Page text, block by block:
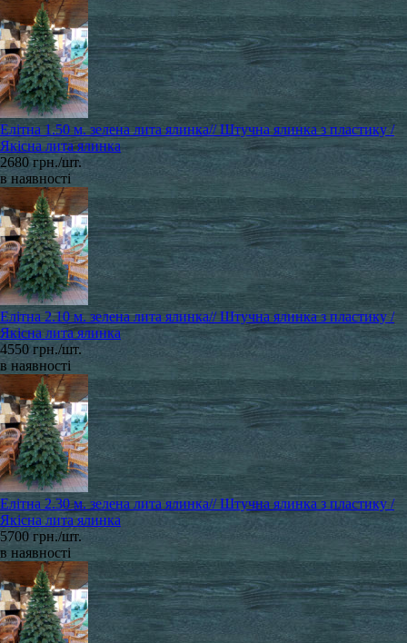
Елітна 1.50 м. зелена лита ялинка// Штучна ялинка з пластику /
Якісна лита ялинка
2680 грн./шт.
в наявності
Елітна 2.10 м. зелена лита ялинка// Штучна ялинка з пластику /
Якісна лита ялинка
4550 грн./шт.
в наявності
Елітна 2.30 м. зелена лита ялинка// Штучна ялинка з пластику /
Якісна лита ялинка
5700 грн./шт.
в наявності